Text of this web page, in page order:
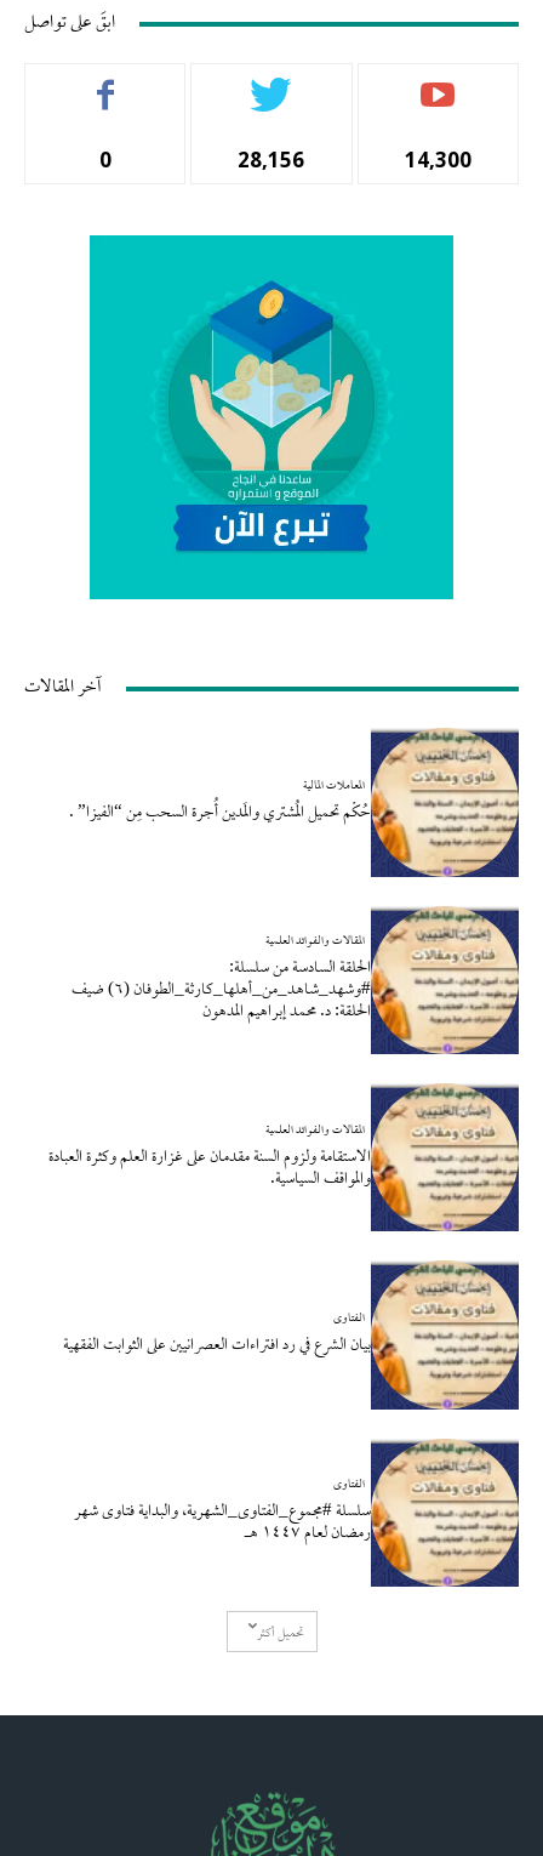
ابقَ على تواصل
0 28,156 14,300
آخر المقالات
المعاملات المالية
حُكْم تحميل المُشتري والمَدين أُجرة السحب مِن “الفيزا” .
المقالات والفوائد العلمية
الحلقة السادسة من سلسلة:
#وشهد_شاهد_من_أهلها_كارثة_الطوفان (٦) ضيف
الحلقة: د. محمد إبراهيم المدهون
المقالات والفوائد العلمية
الاستقامة ولزوم السنة مقدمان على غزارة العلم وكثرة العبادة
والمواقف السياسية.
الفتاوى
بيان الشرع في رد افتراءات العصرانيين على الثوابت الفقهية
الفتاوى
سلسلة #مجموع_الفتاوى_الشهرية، والبداية فتاوى شهر
رمضان لعام ١٤٤٧ هـ
تحميل أكثر